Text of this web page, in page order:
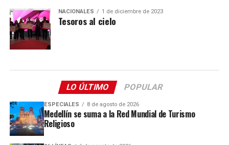
NACIONALES 1 de diciembre de 2023
Tesoros al cielo
LO ÚLTIMO POPULAR
ESPECIALES 8 de agosto de 2026
Medellín se suma a la Red Mundial de Turismo
Religioso